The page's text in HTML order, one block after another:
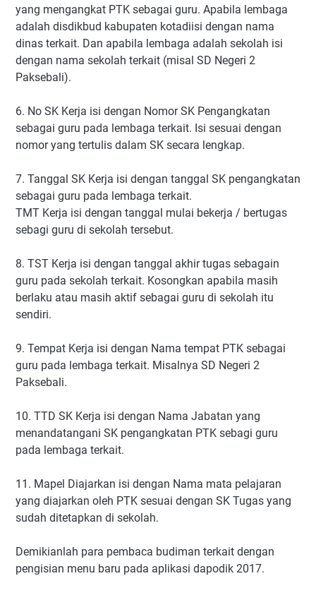
yang mengangkat PTK sebagai guru. Apabila lembaga
adalah disdikbud kabupaten kotadiisi dengan nama
dinas terkait. Dan apabila lembaga adalah sekolah isi
dengan nama sekolah terkait (misal SD Negeri 2
Paksebali).
6. No SK Kerja isi dengan Nomor SK Pengangkatan
sebagai guru pada lembaga terkait. Isi sesuai dengan
nomor yang tertulis dalam SK secara lengkap.
7. Tanggal SK Kerja isi dengan tanggal SK pengangkatan
sebagai guru pada lembaga terkait.
TMT Kerja isi dengan tanggal mulai bekerja / bertugas
sebagi guru di sekolah tersebut.
8. TST Kerja isi dengan tanggal akhir tugas sebagain
guru pada sekolah terkait. Kosongkan apabila masih
berlaku atau masih aktif sebagai guru di sekolah itu
sendiri.
9. Tempat Kerja isi dengan Nama tempat PTK sebagai
guru pada lembaga terkait. Misalnya SD Negeri 2
Paksebali.
10. TTD SK Kerja isi dengan Nama Jabatan yang
menandatangani SK pengangkatan PTK sebagi guru
pada lembaga terkait.
11. Mapel Diajarkan isi dengan Nama mata pelajaran
yang diajarkan oleh PTK sesuai dengan SK Tugas yang
sudah ditetapkan di sekolah.
Demikianlah para pembaca budiman terkait dengan
pengisian menu baru pada aplikasi dapodik 2017.